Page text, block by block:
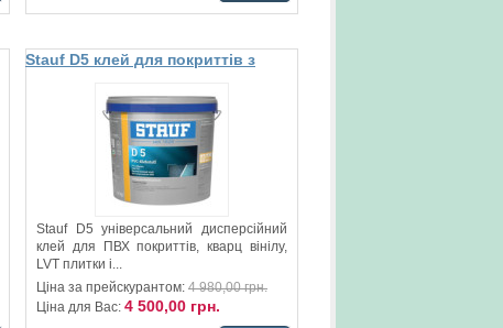
Stauf D5 клей для покриттів з
Stauf D5 універсальний дисперсійний
клей для ПВХ покриттів, кварц вінілу,
LVT плитки і...
Ціна за прейскурантом: 4 980,00 грн.
Ціна для Вас: 4 500,00 грн.